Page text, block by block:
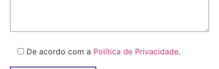
De acordo com a Política de Privacidade.